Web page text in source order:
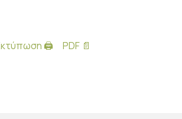
🖨 PDF 📄